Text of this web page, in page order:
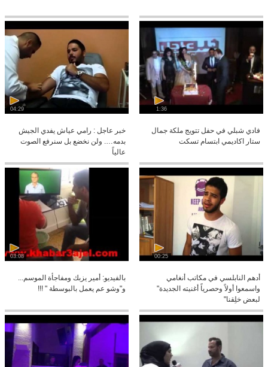
1:36
فادي شبلي في حفل تتويج ملكة جمال
ستار اكاديمي ابتسام تسكت
04:29
خبر عاجل : رامي عياش يفدي الجيش
بدمه…. ولن نخضع بل سنرفع الصوت
عالياً
00:25
أدهم النابلسي في مكاتب أنغامي
واسمعوا أولاً وحصرياً أغنيته الجديدة"
لبعض خلِقنا"
03:08
بالفيديو: أمير يزبك ومفاجأة الموسم...
و"وشو عم يعمل بالبوسطة " !!!